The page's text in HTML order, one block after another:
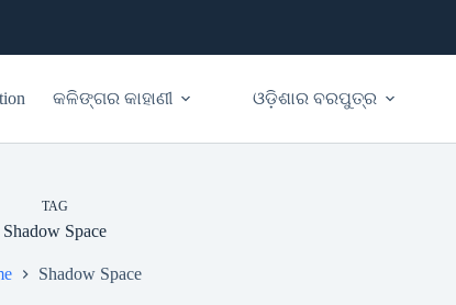
କଳିଙ୍ଗର କାହାଣୀ ଓଡ଼ିଶାର ବରପୁତ୍ର
TAG
Shadow Space
Shadow Space